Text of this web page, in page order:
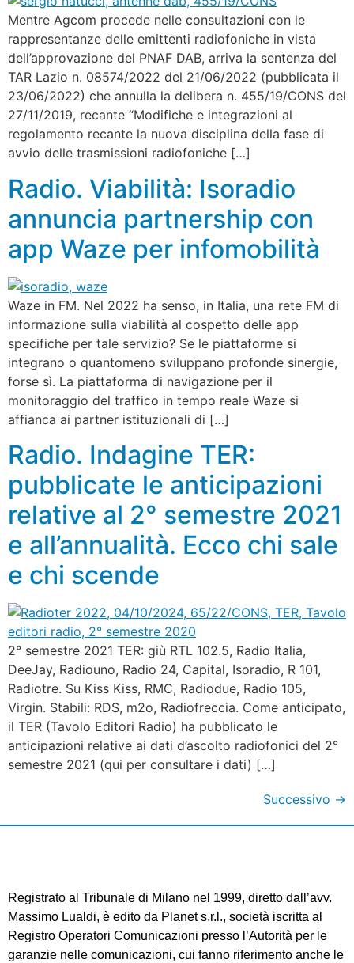
Mentre Agcom procede nelle consultazioni con le
rappresentanze delle emittenti radiofoniche in vista
dell’approvazione del PNAF DAB, arriva la sentenza del
TAR Lazio n. 08574/2022 del 21/06/2022 (pubblicata il
23/06/2022) che annulla la delibera n. 455/19/CONS del
27/11/2019, recante “Modifiche e integrazioni al
regolamento recante la nuova disciplina della fase di
avvio delle trasmissioni radiofoniche […]
Radio. Viabilità: Isoradio
annuncia partnership con
app Waze per infomobilità
Waze in FM. Nel 2022 ha senso, in Italia, una rete FM di
informazione sulla viabilità al cospetto delle app
specifiche per tale servizio? Se le piattaforme si
integrano o quantomeno sviluppano profonde sinergie,
forse sì. La piattaforma di navigazione per il
monitoraggio del traffico in tempo reale Waze si
affianca ai partner istituzionali di […]
Radio. Indagine TER:
pubblicate le anticipazioni
relative al 2° semestre 2021
e all’annualità. Ecco chi sale
e chi scende
2° semestre 2021 TER: giù RTL 102.5, Radio Italia,
DeeJay, Radiouno, Radio 24, Capital, Isoradio, R 101,
Radiotre. Su Kiss Kiss, RMC, Radiodue, Radio 105,
Virgin. Stabili: RDS, m2o, Radiofreccia. Come anticipato,
il TER (Tavolo Editori Radio) ha pubblicato le
anticipazioni relative ai dati d’ascolto radiofonici del 2°
semestre 2021 (qui per consultare i dati) […]
Successivo →
Registrato al Tribunale di Milano nel 1999, diretto dall’avv.
Massimo Lualdi, è edito da Planet s.r.l., società iscritta al
Registro Operatori Comunicazioni presso l’Autorità per le
garanzie nelle comunicazioni, cui fanno riferimento anche le